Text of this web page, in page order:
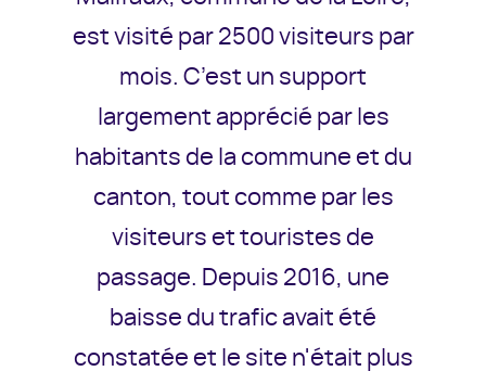
est visité par 2500 visiteurs par
mois. C’est un support
largement apprécié par les
habitants de la commune et du
canton, tout comme par les
visiteurs et touristes de
passage. Depuis 2016, une
baisse du trafic avait été
constatée et le site n'était plus